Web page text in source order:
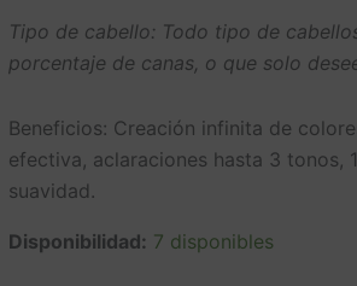
Tipo de cabello: Todo tipo de
porcentaje de canas, o que solo
Beneficios: Creación infinita de
efectiva, aclaraciones hasta 3 tonos,
suavidad.
Disponibilidad: 7 disponibles